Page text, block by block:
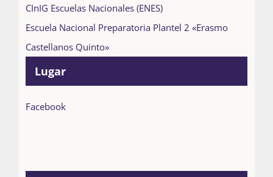
Lugar
Facebook
CInIG Escuelas Nacionales (ENES)
Escuela Nacional Preparatoria Plantel 2 «Erasmo
Castellanos Quinto»